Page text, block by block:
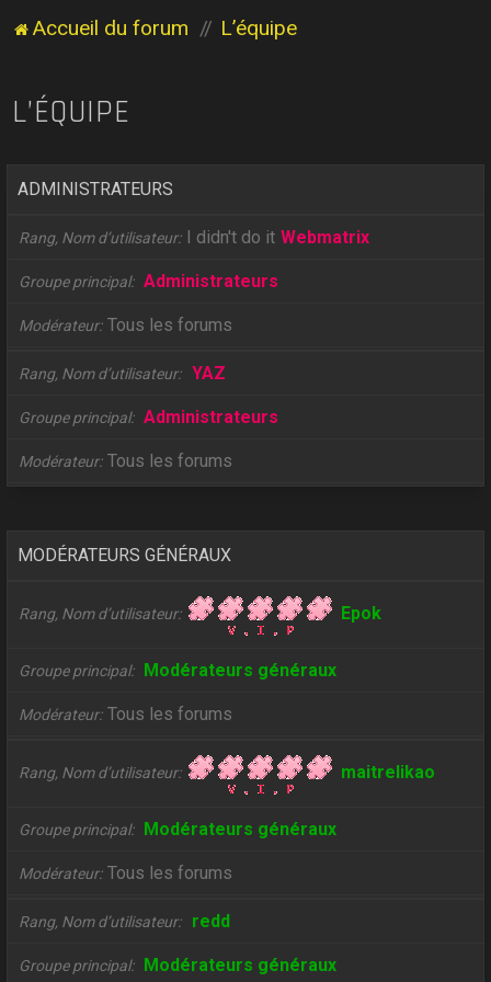
Accueil du forum L’équipe
L’ÉQUIPE
ADMINISTRATEURS
Rang, Nom d’utilisateur I didn't do it Webmatrix
Groupe principal Administrateurs
Modérateur Tous les forums
Rang, Nom d’utilisateur YAZ
Groupe principal Administrateurs
Modérateur Tous les forums
MODÉRATEURS GÉNÉRAUX
Rang, Nom d’utilisateur Epok
Groupe principal Modérateurs généraux
Modérateur Tous les forums
Rang, Nom d’utilisateur maitrelikao
Groupe principal Modérateurs généraux
Modérateur Tous les forums
Rang, Nom d’utilisateur redd
Groupe principal Modérateurs généraux